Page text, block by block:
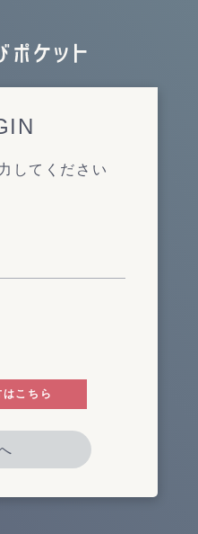
してください
こちら